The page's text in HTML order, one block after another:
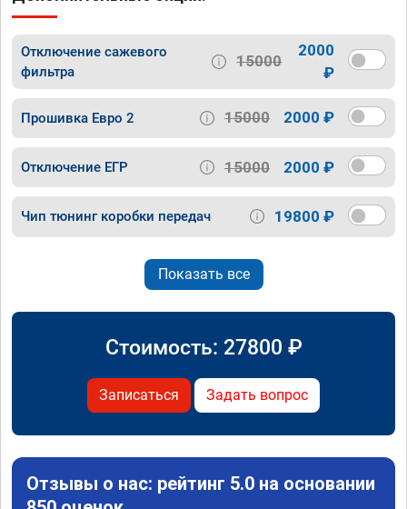
Отключение сажевого
фильтра
15000
2000
₽
Прошивка Евро 2 15000 2000 ₽
Отключение ЕГР 15000 2000 ₽
Чип тюнинг коробки передач 19800 ₽
Показать все
Стоимость: 27800 ₽
Записаться Задать вопрос
Отзывы о нас: рейтинг 5.0 на основании